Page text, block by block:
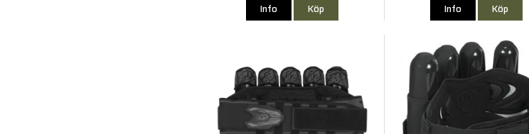
Info Köp Info Köp